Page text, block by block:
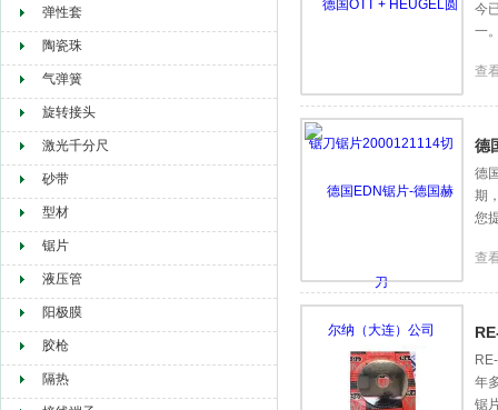
赫尔纳贸易（大连）有限公司
弹性套
陶瓷珠
气弹簧
旋转接头
激光千分尺
砂带
型材
锯片
液压管
阳极膜
胶枪
隔热
今
一
查
德
德
期
您
查
年
锯